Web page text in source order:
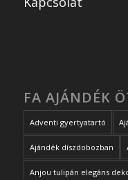
FA AJÁNDÉK
Adventi gyertyatartó
Ajándék díszdobozban
Anjou tulipán elegáns